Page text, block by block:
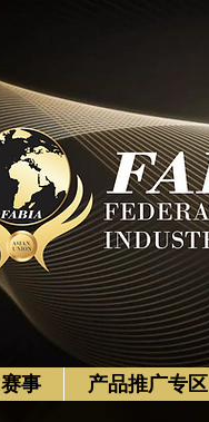
赛事 产品推广专区